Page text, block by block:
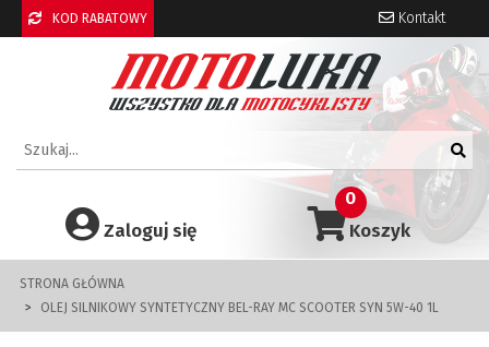
KOD RABATOWY Kontakt
Koszyk
0
Zaloguj się
STRONA GŁÓWNA
OLEJ SILNIKOWY SYNTETYCZNY BEL-RAY MC SCOOTER SYN 5W-40 1L